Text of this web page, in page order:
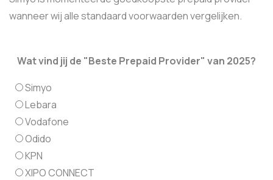
wanneer wij alle standaard voorwaarden vergelijken.
Wat vind jij de "Beste Prepaid Provider" van 2025?
Simyo
Lebara
Vodafone
Odido
KPN
XIPO CONNECT